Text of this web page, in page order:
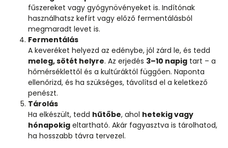
fűszereket vagy gyógynövényeket is. Indítónak
használhatsz kefírt vagy előző fermentálásból
megmaradt levet is.
Fermentálás
A keveréket helyezd az edénybe, jól zárd le, és tedd
meleg, sötét helyre. Az erjedés 3–10 napig tart – a
hőmérséklettől és a kultúráktól függően. Naponta
ellenőrizd, és ha szükséges, távolítsd el a keletkező
penészt.
Tárolás
Ha elkészült, tedd hűtőbe, ahol hetekig vagy
hónapokig eltartható. Akár fagyasztva is tárolhatod,
ha hosszabb távra tervezel.